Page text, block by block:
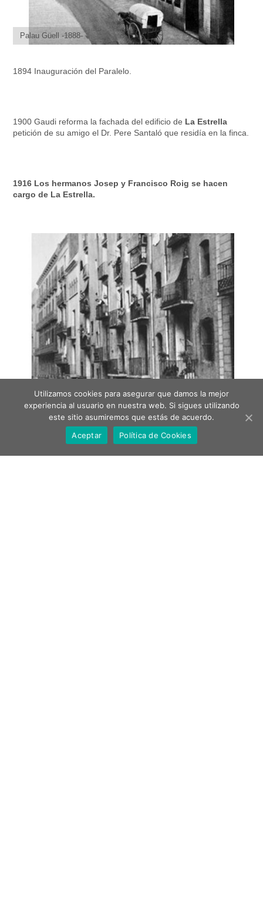
Palau Güell -1888-
1894 Inauguración del Paralelo.
1900 Gaudi reforma la fachada del edificio de La Estrella
petición de su amigo el Dr. Pere Santaló que residía en la finca.
1916 Los hermanos Josep y Francisco Roig se hacen
cargo de La Estrella.
Utilizamos cookies para asegurar que damos la mejor
experiencia al usuario en nuestra web. Si sigues utilizando
este sitio asumiremos que estás de acuerdo.
Aceptar
Política de Cookies